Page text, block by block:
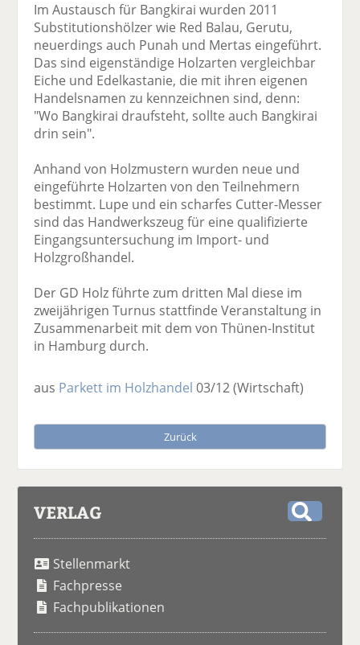
Im Austausch für Bangkirai wurden 2011
Substitutionshölzer wie Red Balau, Gerutu,
neuerdings auch Punah und Mertas eingeführt.
Das sind eigenständige Holzarten vergleichbar
Eiche und Edelkastanie, die mit ihren eigenen
Handelsnamen zu kennzeichnen sind, denn:
"Wo Bangkirai draufsteht, sollte auch Bangkirai
drin sein".
Anhand von Holzmustern wurden neue und
eingeführte Holzarten von den Teilnehmern
bestimmt. Lupe und ein scharfes Cutter-Messer
sind das Handwerkszeug für eine qualifizierte
Eingangsuntersuchung im Import- und
Holzgroßhandel.
Der GD Holz führte zum dritten Mal diese im
zweijährigen Turnus stattfinde Veranstaltung in
Zusammenarbeit mit dem von Thünen-Institut
in Hamburg durch.
aus Parkett im Holzhandel 03/12(Wirtschaft)
Zurück
VERLAG
Stellenmarkt
Fachpresse
Fachpublikationen